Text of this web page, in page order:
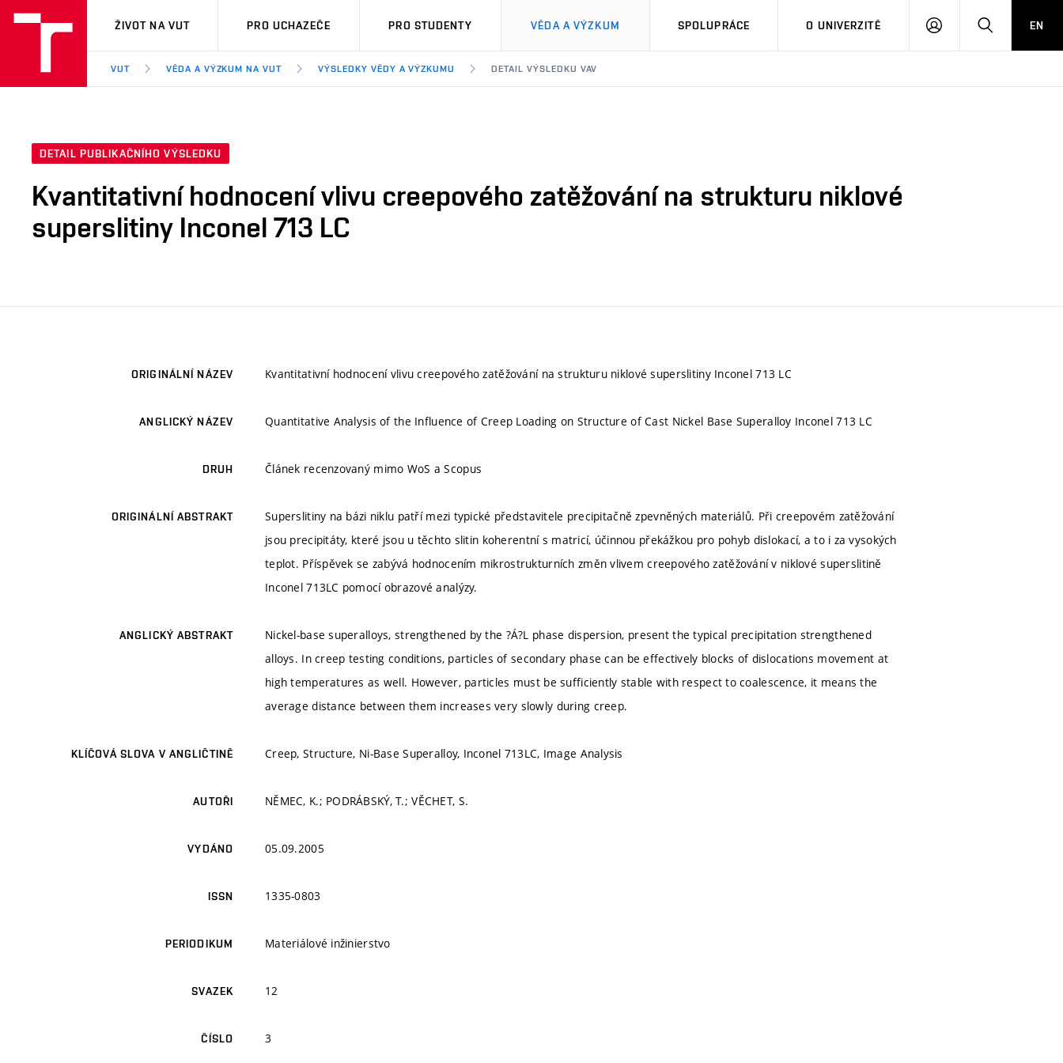
VUT
ŽIVOT NA VUT PRO UCHAZEČE PRO STUDENTY VĚDA A VÝZKUM SPOLUPRÁCE O UNIVERZITĚ
PŘIHLÁSIT HLEDATEN
VUT VĚDA A VÝZKUM NA VUT VÝSLEDKY VĚDY A VÝZKUMU DETAIL VÝSLEDKU VAV
DETAIL PUBLIKAČNÍHO VÝSLEDKU
Kvantitativní hodnocení vlivu creepového zatěžování na strukturu niklové
superslitiny Inconel 713 LC
ORIGINÁLNÍ NÁZEV Kvantitativní hodnocení vlivu creepového zatěžování na strukturu niklové superslitiny Inconel 713 LC
ANGLICKÝ NÁZEV Quantitative Analysis of the Influence of Creep Loading on Structure of Cast Nickel Base Superalloy Inconel 713 LC
DRUH Článek recenzovaný mimo WoS a Scopus
ORIGINÁLNÍ ABSTRAKT
Superslitiny na bázi niklu patří mezi typické představitele precipitačně zpevněných materiálů. Při creepovém zatěžování
jsou precipitáty, které jsou u těchto slitin koherentní s matricí, účinnou překážkou pro pohyb dislokací, a to i za vysokých
teplot. Příspěvek se zabývá hodnocením mikrostrukturních změn vlivem creepového zatěžování v niklové superslitině
Inconel 713LC pomocí obrazové analýzy.
ANGLICKÝ ABSTRAKT
Nickel-base superalloys, strengthened by the ?Á?L phase dispersion, present the typical precipitation strengthened
alloys. In creep testing conditions, particles of secondary phase can be effectively blocks of dislocations movement at
high temperatures as well. However, particles must be sufficiently stable with respect to coalescence, it means the
average distance between them increases very slowly during creep.
KLÍČOVÁ SLOVA V ANGLIČTINĚ Creep, Structure, Ni-Base Superalloy, Inconel 713LC, Image Analysis
AUTOŘI NĚMEC, K.; PODRÁBSKÝ, T.; VĚCHET, S.
VYDÁNO 05.09.2005
ISSN 1335-0803
PERIODIKUM Materiálové inžinierstvo
SVAZEK 12
ČÍSLO 3